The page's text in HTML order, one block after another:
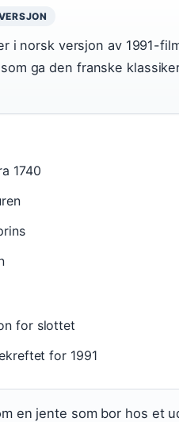
i norsk versjon av 1991-
ga den franske
1740
for slottet
for 1991
en jente som bor hos et